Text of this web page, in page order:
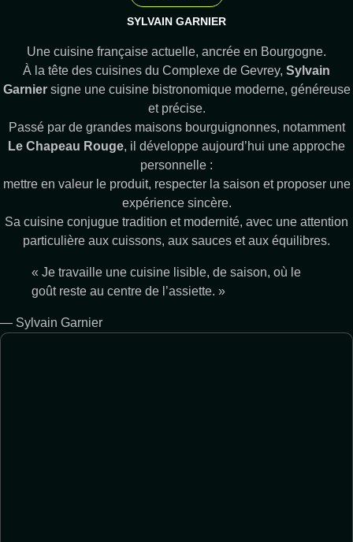
SYLVAIN GARNIER
Une cuisine française actuelle, ancrée en Bourgogne.
À la tête des cuisines du Complexe de Gevrey, Sylvain
Garniersigne une cuisine bistronomique moderne, généreuse
et précise.
Passé par de grandes maisons bourguignonnes, notamment
Le Chapeau Rouge, il développe aujourd’hui une approche
personnelle :
mettre en valeur le produit, respecter la saison et proposer une
expérience sincère.
Sa cuisine conjugue tradition et modernité, avec une attention
particulière aux cuissons, aux sauces et aux équilibres.
« Je travaille une cuisine lisible, de saison, où le
goût reste au centre de l’assiette. »
— Sylvain Garnier